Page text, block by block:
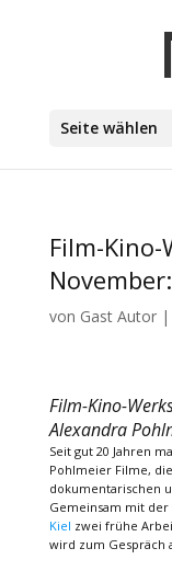
Seite wählen
Film-
von Gast Autor|
Film-Kino-
Alexandra
Seit gut 20 Jahren
Pohlmeier Filme,
dokumentarischen
Gemeinsam mit der
Kiel zwei frühe
wird zum Gespräch